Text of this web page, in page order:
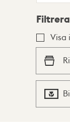
Lista
Visa